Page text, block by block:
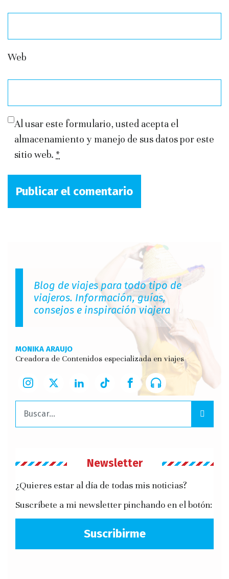
Web
Al usar este formulario, usted acepta el
almacenamiento y manejo de sus datos por este
sitio web. *
Blog de viajes para todo tipo de
viajeros. Información, guías,
consejos e inspiración viajera
MONIKA ARAUJO
Creadora de Contenidos especializada en viajes
Newsletter
¿Quieres estar al día de todas mis noticias?
Suscríbete a mi newsletter pinchando en el botón:
Suscribirme